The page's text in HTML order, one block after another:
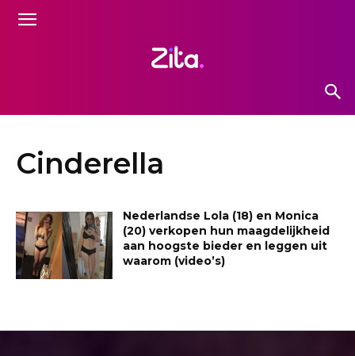
Cinderella
Nederlandse Lola (18) en Monica
(20) verkopen hun maagdelijkheid
aan hoogste bieder en leggen uit
waarom (video’s)